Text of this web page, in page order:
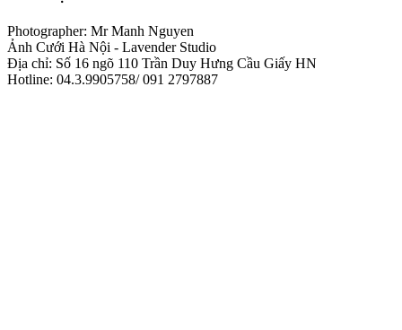
Photographer: Mr Manh Nguyen
Ảnh Cưới Hà Nội - Lavender Studio
Địa chỉ: Số 16 ngõ 110 Trần Duy Hưng Cầu Giấy HN
Hotline: 04.3.9905758/ 091 2797887